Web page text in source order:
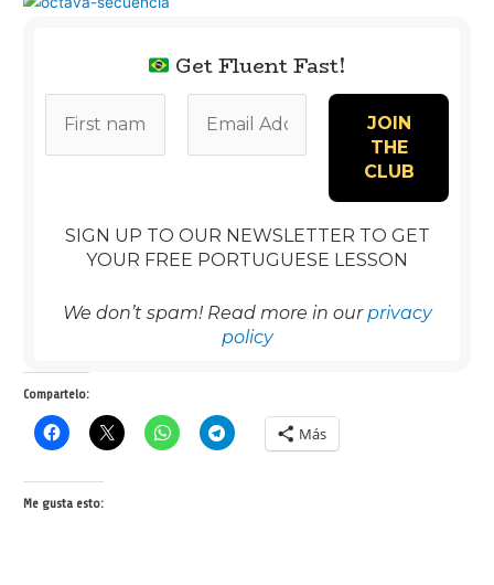
Get Fluent Fast!
SIGN UP TO OUR NEWSLETTER TO GET
YOUR FREE PORTUGUESE LESSON
We don’t spam! Read more in ourprivacy
policy
Compartelo:
Más
Me gusta esto: